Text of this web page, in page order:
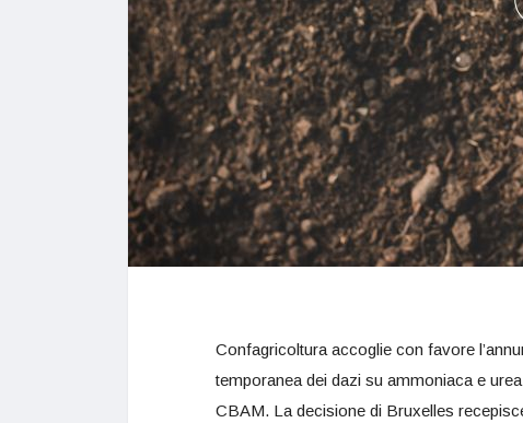
Confagricoltura accoglie con favore
temporanea dei dazi su ammoniaca e
CBAM. La decisione di Bruxelles